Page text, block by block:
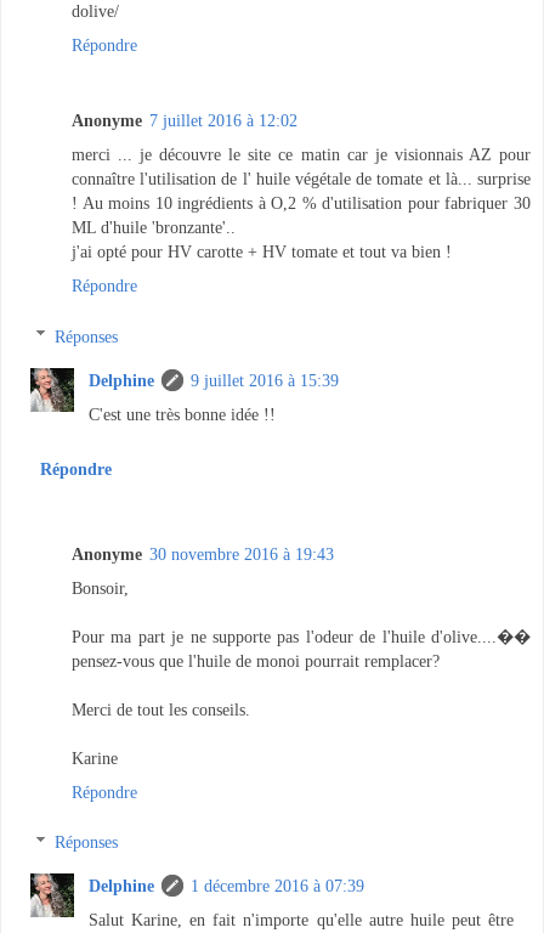
dolive/
Répondre
Anonyme 7 juillet 2016 à 12:02
merci ... je découvre le site ce matin car je visionnais AZ pour
connaître l'utilisation de l' huile végétale de tomate et là... surprise
! Au moins 10 ingrédients à O,2 % d'utilisation pour fabriquer 30
ML d'huile 'bronzante'..
j'ai opté pour HV carotte + HV tomate et tout va bien !
Répondre
Réponses
Delphine
9 juillet 2016 à 15:39
C'est une très bonne idée !!
Répondre
Anonyme 30 novembre 2016 à 19:43
Bonsoir,
Pour ma part je ne supporte pas l'odeur de l'huile d'olive....��
pensez-vous que l'huile de monoi pourrait remplacer?
Merci de tout les conseils.
Karine
Répondre
Réponses
Delphine
1 décembre 2016 à 07:39
Salut Karine, en fait n'importe qu'elle autre huile peut être